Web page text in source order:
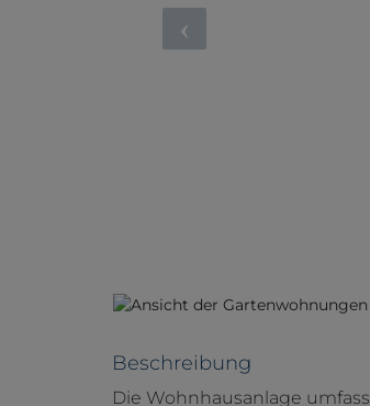
Beschreibung
Die Wohnhausanlage